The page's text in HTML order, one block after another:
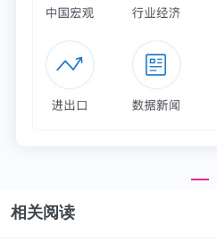
的不满，从而形成当前紧张
或变现私有化的改革，公立
力更生，通过大处方和大检
查显示，人们不信任民营医
相关阅读